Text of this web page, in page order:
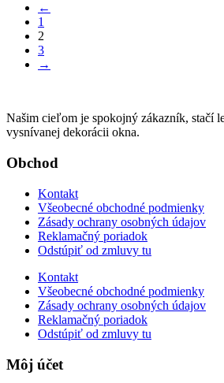
←
1
2
3
→
Našim cieľom je spokojný zákazník, stačí
vysnívanej dekorácii okna.
Obchod
Kontakt
Všeobecné obchodné podmienky
Zásady ochrany osobných údajov
Reklamačný poriadok
Odstúpiť od zmluvy tu
Kontakt
Všeobecné obchodné podmienky
Zásady ochrany osobných údajov
Reklamačný poriadok
Odstúpiť od zmluvy tu
Môj účet